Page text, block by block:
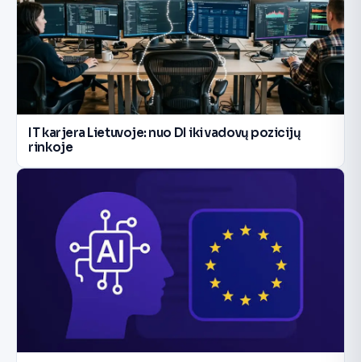
IT karjera Lietuvoje: nuo DI iki vadovų pozicijų
rinkoje